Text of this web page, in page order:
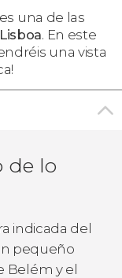
es una de las
. En este
una vista
de lo
indicada del
pequeño
Belém y el